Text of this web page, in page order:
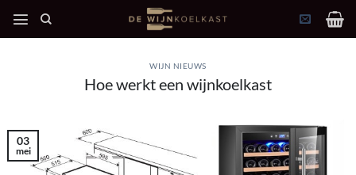
naar
WIJN NIEUWS
Hoe werkt een wijnkoelkast
03
mei